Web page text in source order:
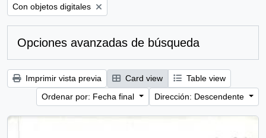
Remove filter:
Con objetos digitales
Opciones avanzadas de búsqueda
Imprimir vista previa Card view
Table view
Ordenar por: Fecha final
Dirección: Descendente